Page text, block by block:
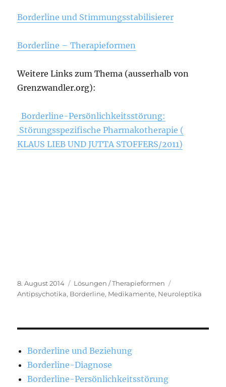
Borderline und Stimmungsstabilisierer
Borderline – Therapieformen
Weitere Links zum Thema (ausserhalb von
Grenzwandler.org):
Borderline-Persönlichkeitsstörung:
Störungsspezifische Pharmakotherapie (
KLAUS LIEB UND JUTTA STOFFERS/2011)
Veröffentlicht
am
8. August 2014 Kategorien
Lösungen / Therapieformen
Antipsychotika, Borderline, Medikamente, Neuroleptika
Borderline und Beziehung
Borderline-Diagnose
Borderline-Persönlichkeitsstörung